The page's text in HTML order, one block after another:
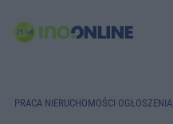
PRACA NIERUCHOMOŚCI OGŁOSZENIA